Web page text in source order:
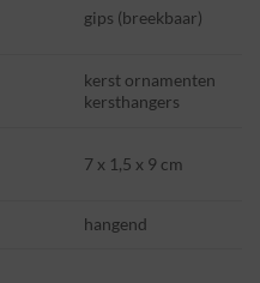
gips (breekbaar)
kerst ornamenten
kersthangers
7 x 1,5 x 9 cm
hangend